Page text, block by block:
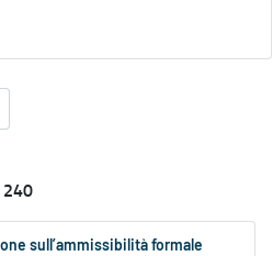
sull’ammissibilità formale